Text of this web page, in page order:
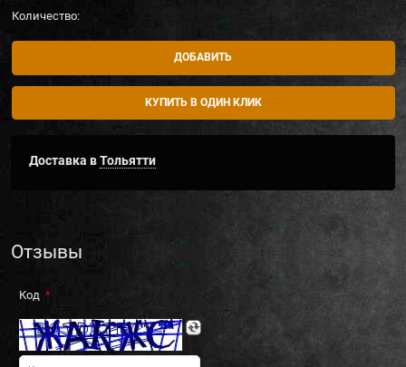
Количество:
ДОБАВИТЬ
КУПИТЬ В ОДИН КЛИК
Доставка вТольятти
Отзывы
Код